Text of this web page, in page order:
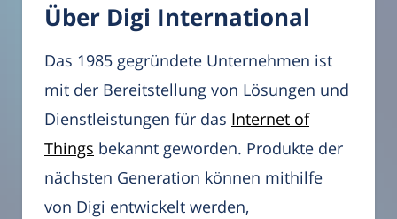
Über Digi International
Das 1985 gegründete Unternehmen ist
mit der Bereitstellung von Lösungen und
Dienstleistungen für das Internet of
Things bekannt geworden. Produkte der
nächsten Generation können mithilfe
von Digi entwickelt werden,